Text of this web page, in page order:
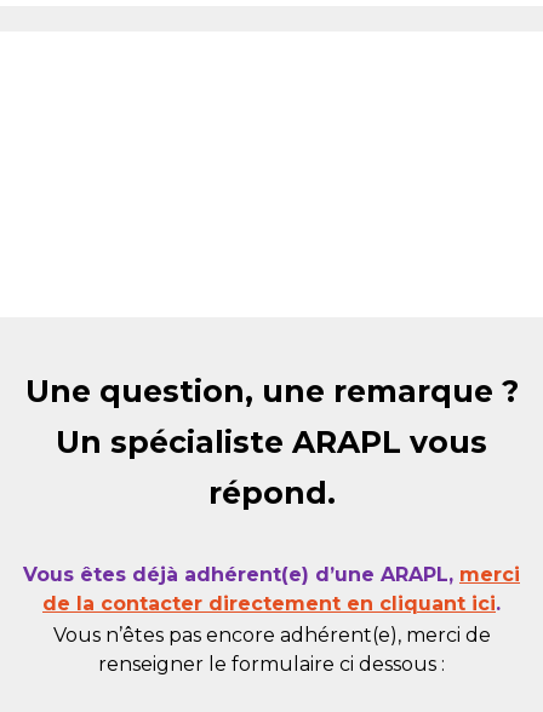
Une question, une remarque ?
Un spécialiste ARAPL vous
répond.
Vous êtes déjà adhérent(e) d’une ARAPL, merci
de la contacter directement en cliquant ici.
Vous n’êtes pas encore adhérent(e), merci de
renseigner le formulaire ci dessous :